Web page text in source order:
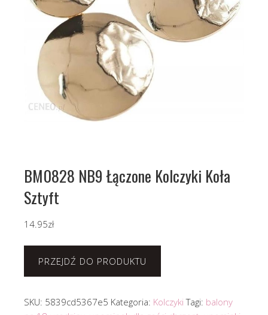
BM0828 NB9 Łączone Kolczyki Koła
Sztyft
14.95zł
PRZEJDŹ DO PRODUKTU
SKU: 5839cd5367e5 Kategoria: Kolczyki Tagi: balony